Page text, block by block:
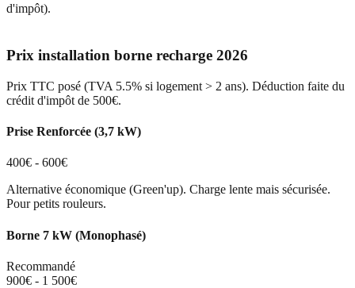
d'impôt).
Prix installation borne recharge 2026
Prix TTC posé (TVA 5.5% si logement > 2 ans). Déduction faite du
crédit d'impôt de 500€.
Prise Renforcée (3,7 kW)
400€ - 600€
Alternative économique (Green'up). Charge lente mais sécurisée.
Pour petits rouleurs.
Borne 7 kW (Monophasé)
Recommandé
900€ - 1 500€